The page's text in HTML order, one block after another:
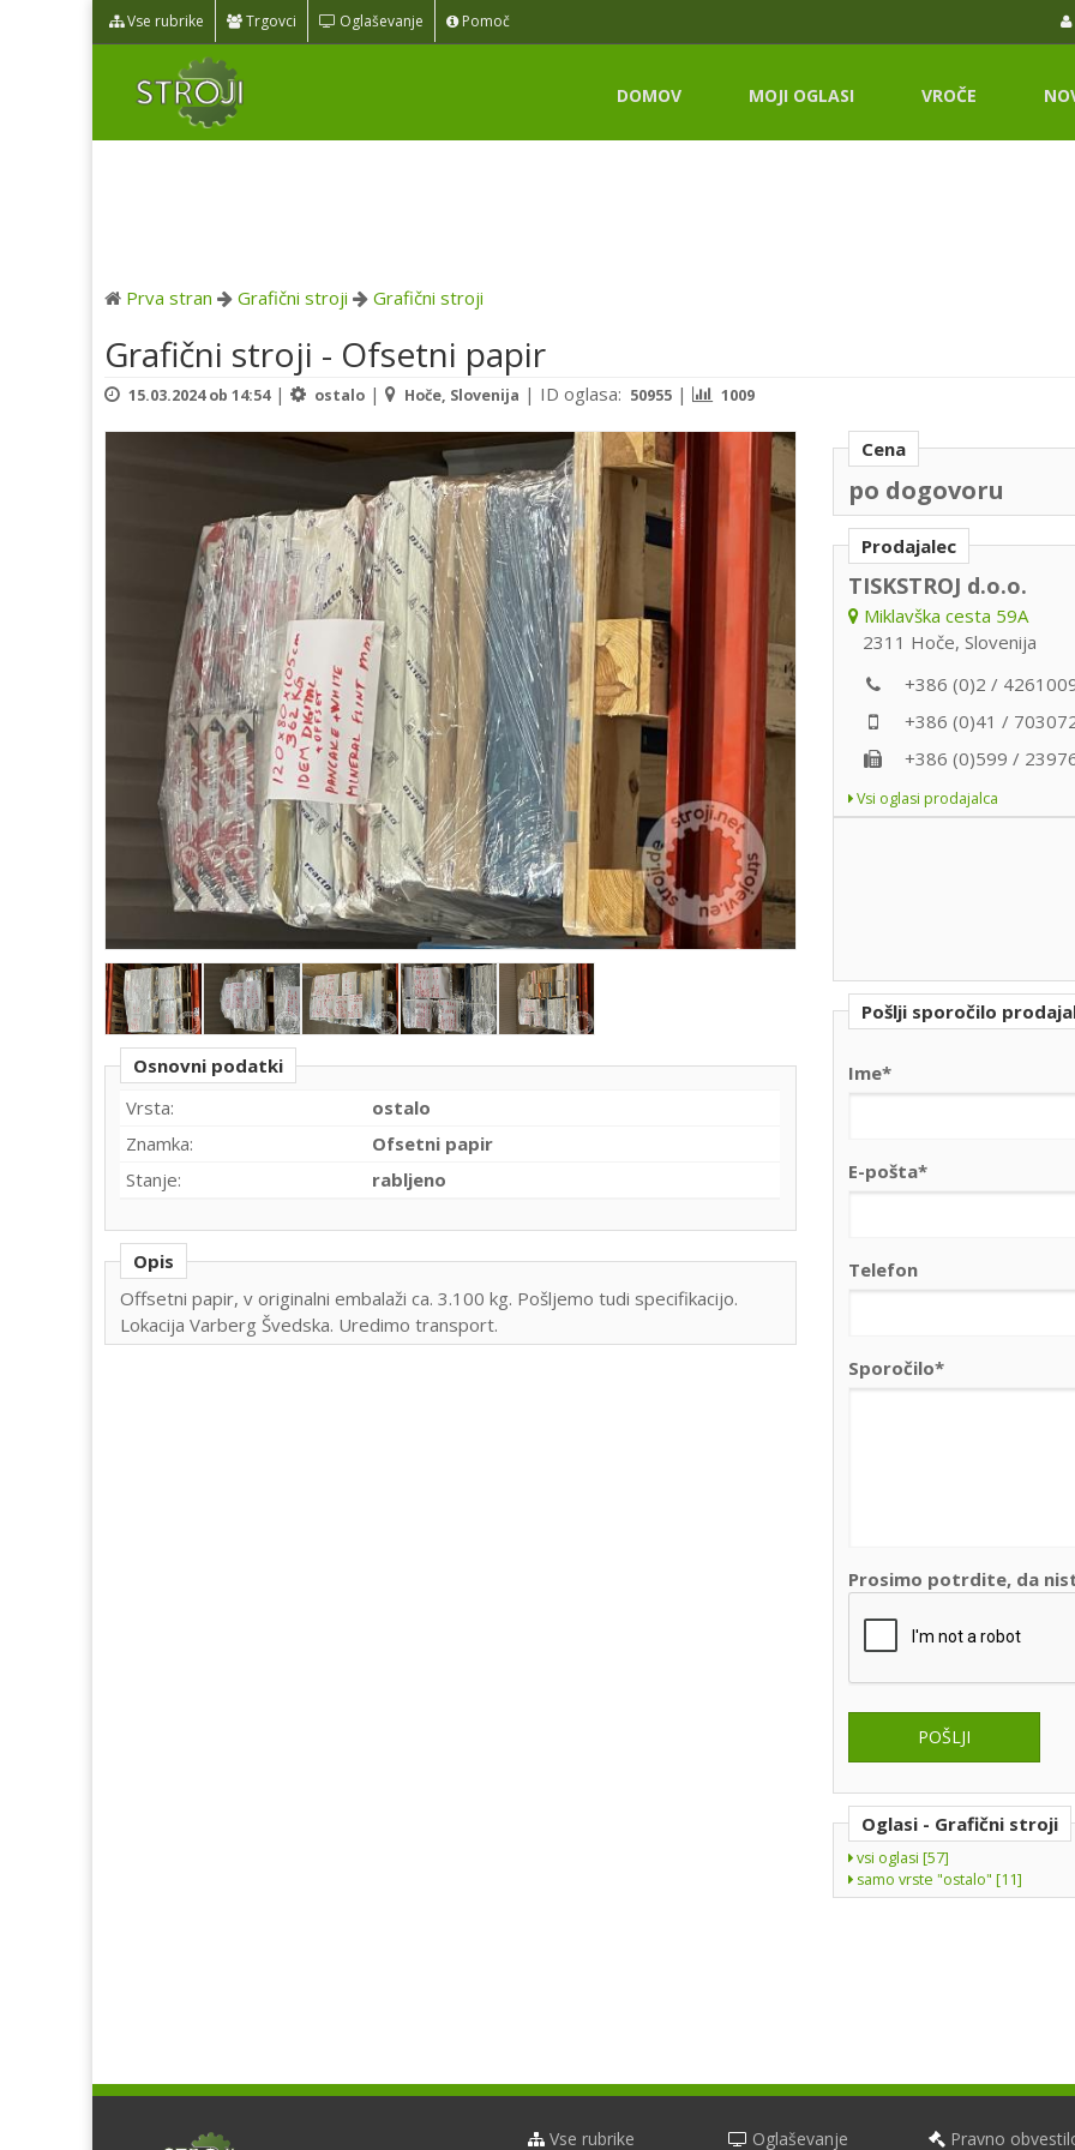
Vse rubrike Trgovci Oglaševanje Pomoč
DOMOV MOJI OGLASI VROČE
Prva stran Grafični stroji Grafični stroji
Grafični stroji - Ofsetni papir
15.03.2024 ob 14:54| ostalo | Hoče, Slovenija | ID oglasa: 50955 | 1009
Osnovni podatki
Vrsta:
ostalo
Znamka:
Ofsetni papir
Stanje:
rabljeno
Opis
Offsetni papir, v originalni embalaži ca. 3.100 kg. Pošljemo tudi specifikacijo.
Lokacija Varberg Švedska. Uredimo transport.
Cena
po dogovoru
Prodajalec
TISKSTROJ d.o.o.
Miklavška cesta 59A
2311 Hoče, Slovenija
+386 (0)2 /
+386 (0)41 /
+386 (0)599 /
Vsi oglasi prodajalca
Pošlji sporočilo
Ime*
E-pošta*
Telefon
Sporočilo*
Prosimo potrdite, da
Oglasi - Grafični stroji
vsi oglasi [57]
samo vrste "ostalo" [11]
Vse rubrike Oglaševanje Pravno